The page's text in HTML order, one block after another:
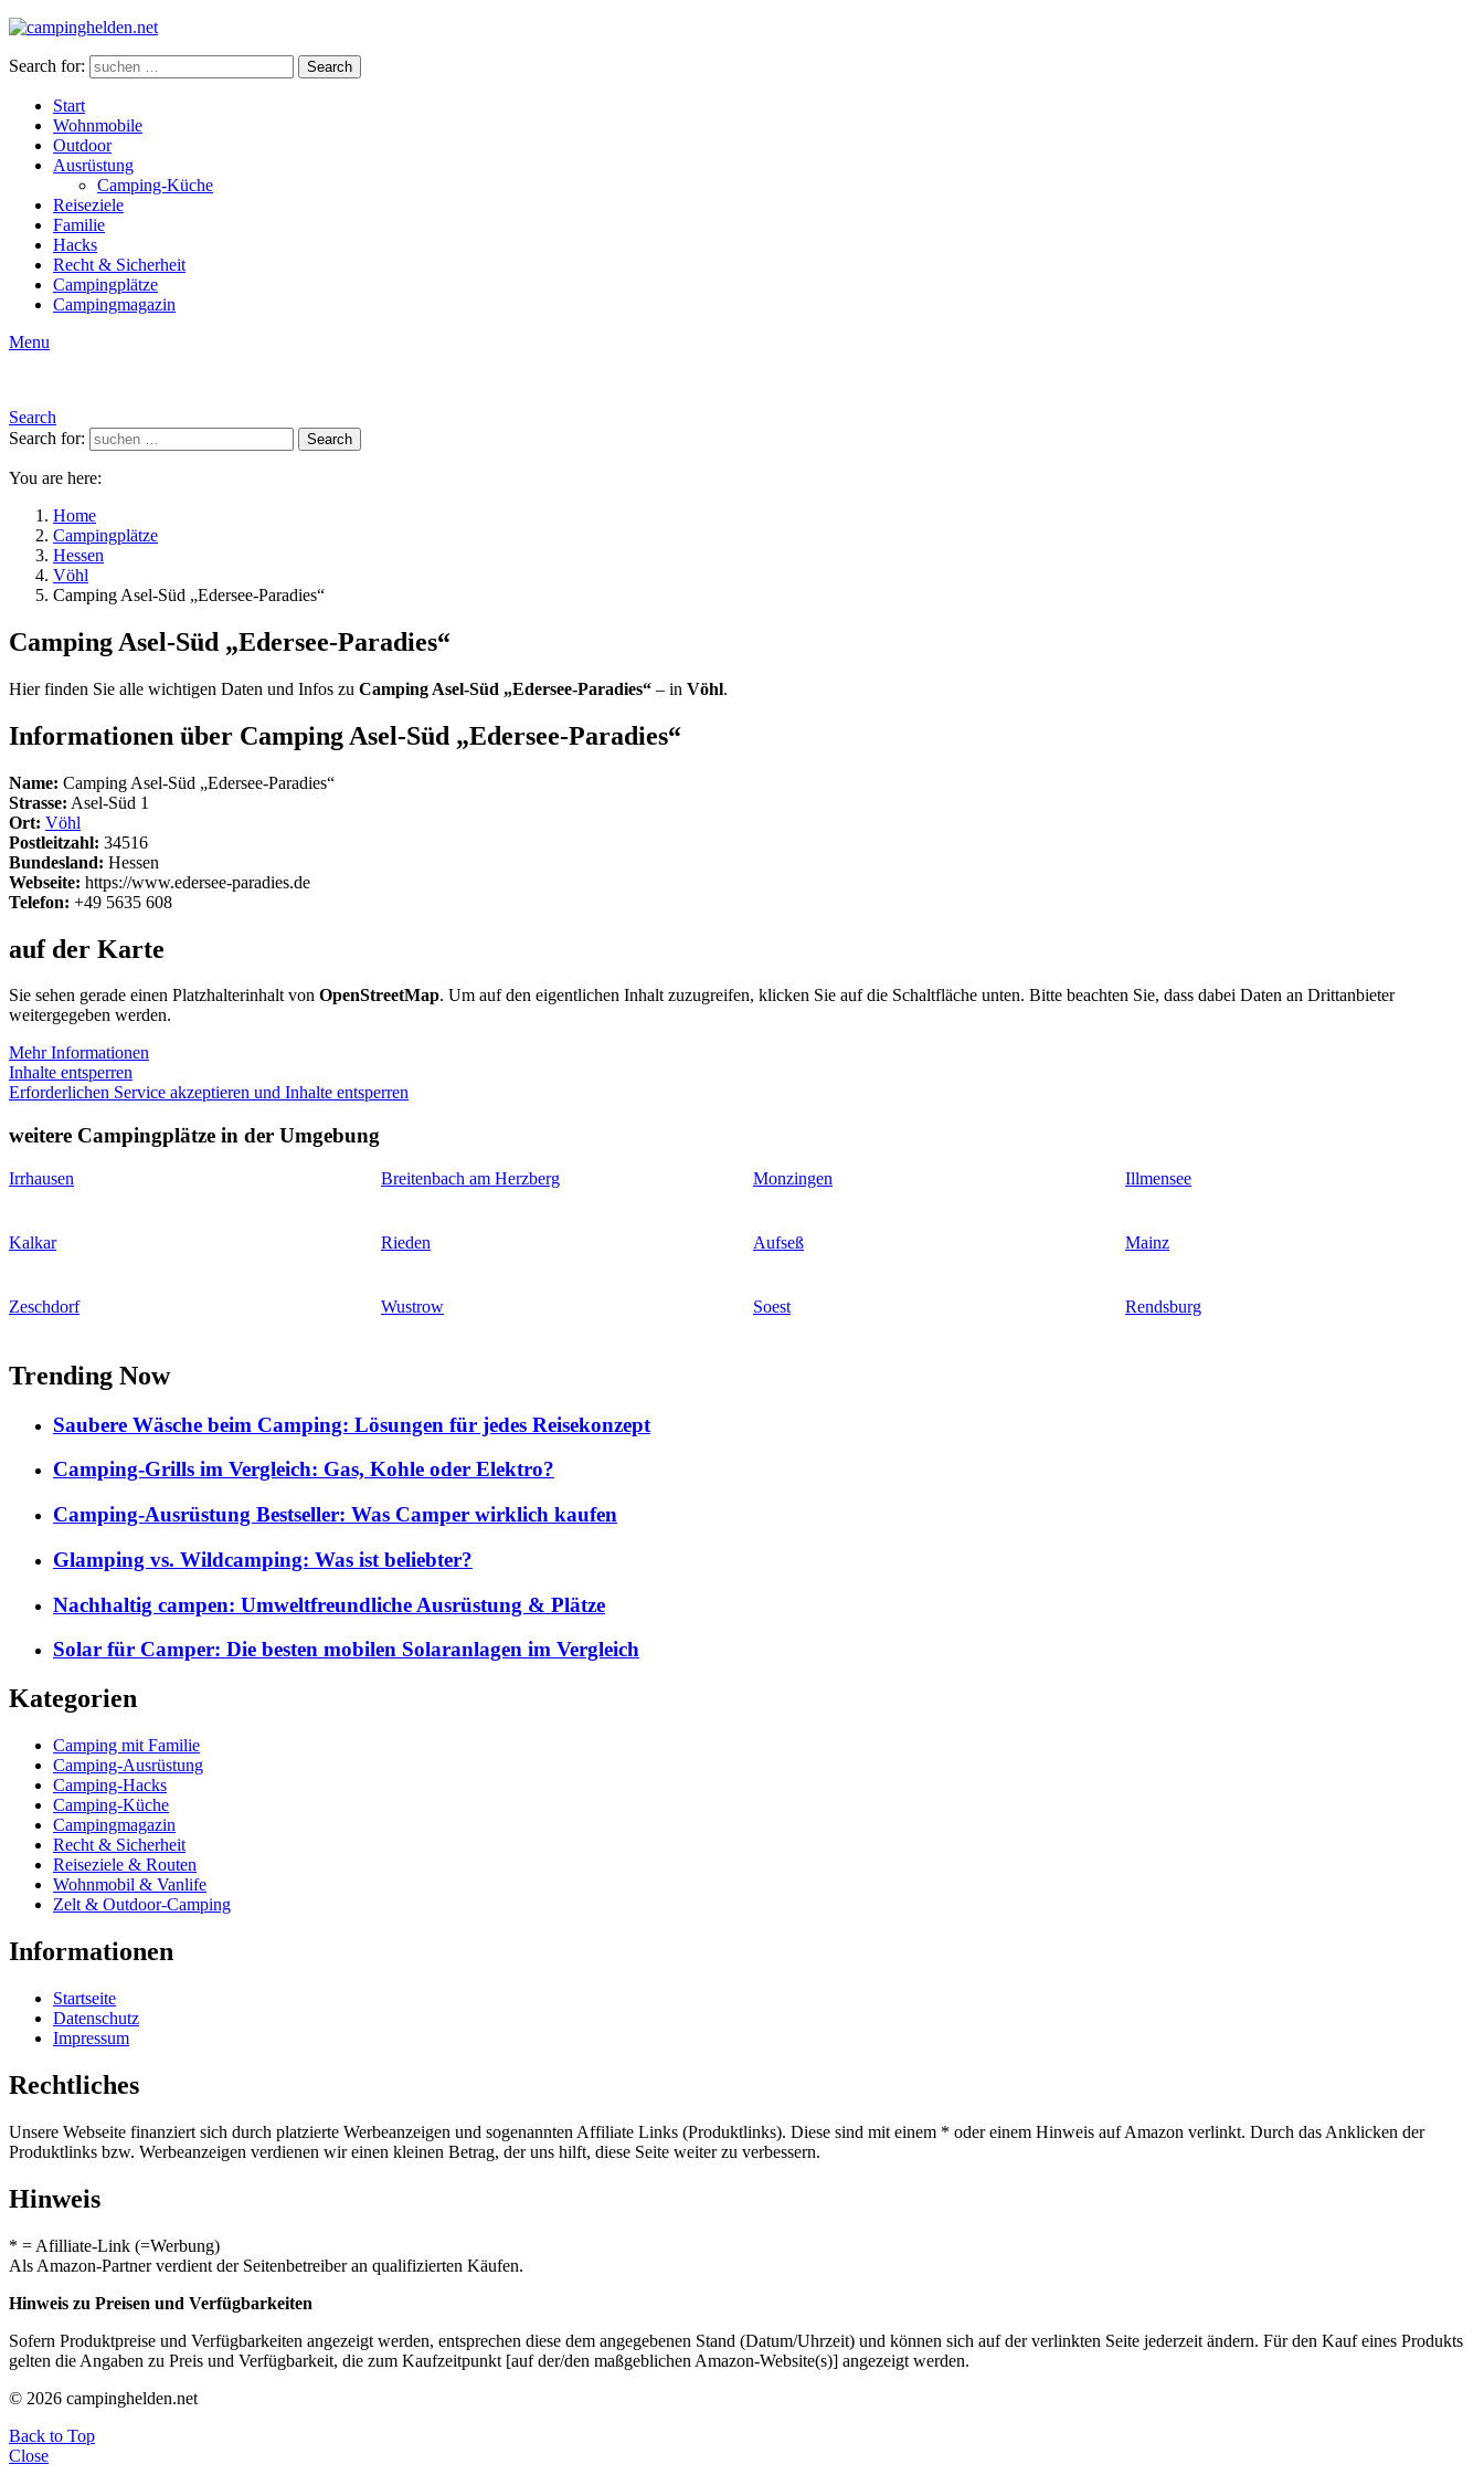
Search for: Search
Start
Wohnmobile
Outdoor
Ausrüstung
Camping-Küche
Reiseziele
Familie
Hacks
Recht & Sicherheit
Campingplätze
Campingmagazin
Menu
Search
Search for:
Search
You are here:
Home
Campingplätze
Hessen
Vöhl
Camping Asel-Süd „Edersee-Paradies“
Camping Asel-Süd „Edersee-Paradies“
Hier finden Sie alle wichtigen Daten und Infos zu Camping Asel-Süd „Edersee-Paradies“ – in Vöhl.
Informationen über Camping Asel-Süd „Edersee-Paradies“
Name: Camping Asel-Süd „Edersee-Paradies“
Strasse: Asel-Süd 1
Ort: Vöhl
Postleitzahl: 34516
Bundesland: Hessen
Webseite: https://www.edersee-paradies.de
Telefon: +49 5635 608
auf der Karte
Sie sehen gerade einen Platzhalterinhalt von OpenStreetMap. Um auf den eigentlichen Inhalt zuzugreifen, klicken Sie auf die Schaltfläche unten. Bitte beachten Sie, dass dabei Daten an Drittanbieter
weitergegeben werden.
Mehr Informationen
Inhalte entsperren
Erforderlichen Service akzeptieren und Inhalte entsperren
weitere Campingplätze in der Umgebung
Irrhausen Breitenbach am Herzberg Monzingen Illmensee
Kalkar Rieden Aufseß Mainz
Zeschdorf Wustrow Soest Rendsburg
Trending Now
Saubere Wäsche beim Camping: Lösungen für jedes Reisekonzept
Camping-Grills im Vergleich: Gas, Kohle oder Elektro?
Camping-Ausrüstung Bestseller: Was Camper wirklich kaufen
Glamping vs. Wildcamping: Was ist beliebter?
Nachhaltig campen: Umweltfreundliche Ausrüstung & Plätze
Solar für Camper: Die besten mobilen Solaranlagen im Vergleich
Kategorien
Camping mit Familie
Camping-Ausrüstung
Camping-Hacks
Camping-Küche
Campingmagazin
Recht & Sicherheit
Reiseziele & Routen
Wohnmobil & Vanlife
Zelt & Outdoor-Camping
Informationen
Startseite
Datenschutz
Impressum
Rechtliches
Unsere Webseite finanziert sich durch platzierte Werbeanzeigen und sogenannten Affiliate Links (Produktlinks). Diese sind mit einem * oder einem Hinweis auf Amazon verlinkt. Durch das Anklicken der
Produktlinks bzw. Werbeanzeigen verdienen wir einen kleinen Betrag, der uns hilft, diese Seite weiter zu verbessern.
Hinweis
* = Afilliate-Link (=Werbung)
Als Amazon-Partner verdient der Seitenbetreiber an qualifizierten Käufen.
Hinweis zu Preisen und Verfügbarkeiten
Sofern Produktpreise und Verfügbarkeiten angezeigt werden, entsprechen diese dem angegebenen Stand (Datum/Uhrzeit) und können sich auf der verlinkten Seite jederzeit ändern. Für den Kauf eines Produkts
gelten die Angaben zu Preis und Verfügbarkeit, die zum Kaufzeitpunkt [auf der/den maßgeblichen Amazon-Website(s)] angezeigt werden.
© 2026 campinghelden.net
Back to Top
Close